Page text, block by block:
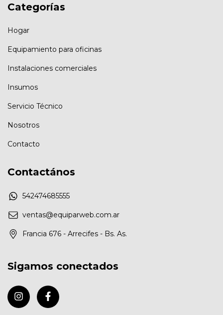
Categorías
Hogar
Equipamiento para oficinas
Instalaciones comerciales
Insumos
Servicio Técnico
Nosotros
Contacto
Contactános
542474685555
ventas@equiparweb.com.ar
Francia 676 - Arrecifes - Bs. As.
Sigamos conectados